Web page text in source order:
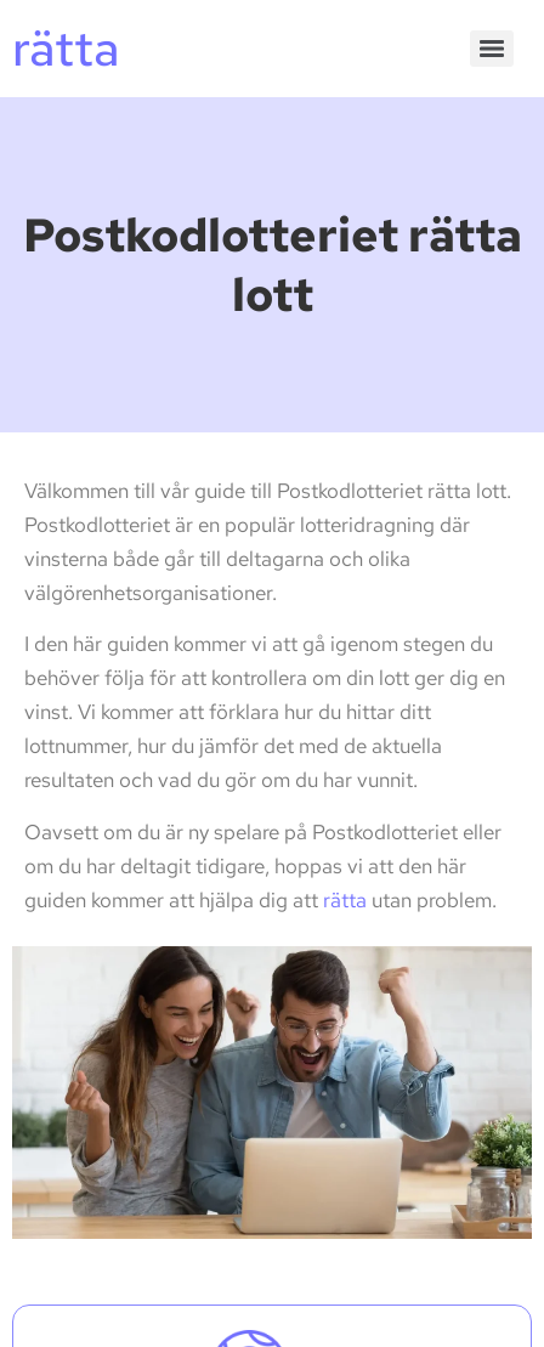
rätta
Postkodlotteriet rätta
lott
Välkommen till vår guide till Postkodlotteriet rätta lott.
Postkodlotteriet är en populär lotteridragning där
vinsterna både går till deltagarna och olika
välgörenhetsorganisationer.
I den här guiden kommer vi att gå igenom stegen du
behöver följa för att kontrollera om din lott ger dig en
vinst. Vi kommer att förklara hur du hittar ditt
lottnummer, hur du jämför det med de aktuella
resultaten och vad du gör om du har vunnit.
Oavsett om du är ny spelare på Postkodlotteriet eller
om du har deltagit tidigare, hoppas vi att den här
guiden kommer att hjälpa dig att rätta utan problem.